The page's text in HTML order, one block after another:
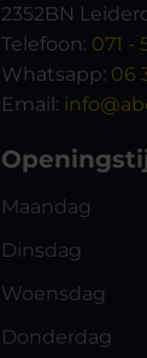
2352BN
Telefoon: 071 -
Whatsapp: 06
Email:
Maandag
Dinsdag
Woensdag
Donderdag